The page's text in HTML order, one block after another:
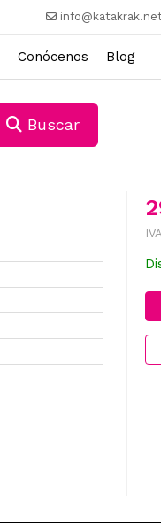
Conócenos Blog
Buscar